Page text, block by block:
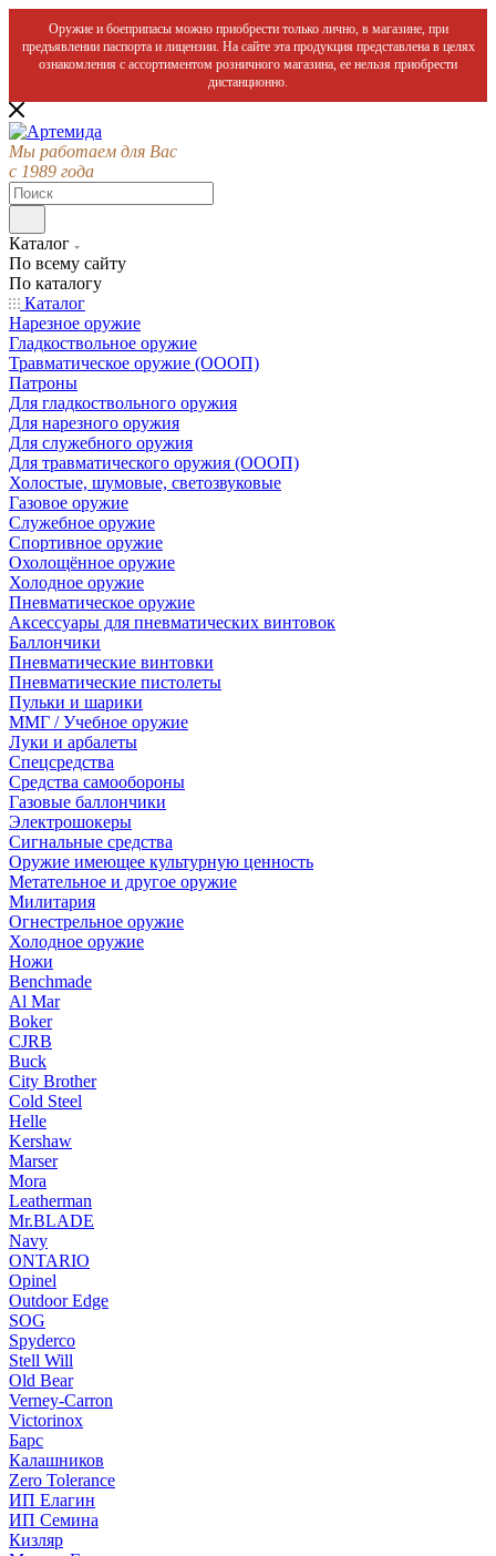
Оружие и боеприпасы можно приобрести только лично, в магазине, при
предъявлении паспорта и лицензии. На сайте эта продукция представлена в целях
ознакомления с ассортиментом розничного магазина, ее нельзя приобрести
дистанционно.
Мы работаем для Вас
с 1989 года
Каталог
По всему сайту
По каталогу
Каталог
Нарезное оружие
Гладкоствольное оружие
Травматическое оружие (ОООП)
Патроны
Для гладкоствольного оружия
Для нарезного оружия
Для служебного оружия
Для травматического оружия (ОООП)
Холостые, шумовые, светозвуковые
Газовое оружие
Служебное оружие
Спортивное оружие
Охолощённое оружие
Холодное оружие
Пневматическое оружие
Аксессуары для пневматических винтовок
Баллончики
Пневматические винтовки
Пневматические пистолеты
Пульки и шарики
ММГ / Учебное оружие
Луки и арбалеты
Спецсредства
Средства самообороны
Газовые баллончики
Электрошокеры
Сигнальные средства
Оружие имеющее культурную ценность
Метательное и другое оружие
Милитария
Огнестрельное оружие
Холодное оружие
Ножи
Benchmade
Al Mar
Boker
CJRB
Buck
City Brother
Cold Steel
Helle
Kershaw
Marser
Mora
Leatherman
Mr.BLADE
Navy
ONTARIO
Opinel
Outdoor Edge
SOG
Spyderco
Stell Will
Old Bear
Verney-Carron
Victorinox
Барс
Калашников
Zero Tolerance
ИП Елагин
ИП Семина
Кизляр